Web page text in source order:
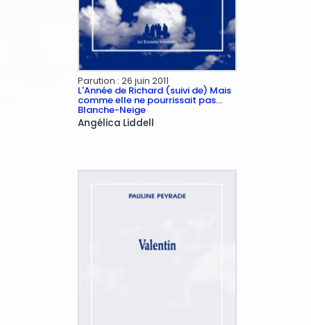
Parution : 26 juin 2011
L'Année de Richard (suivi de) Mais
comme elle ne pourrissait pas…
Blanche-Neige
Angélica Liddell